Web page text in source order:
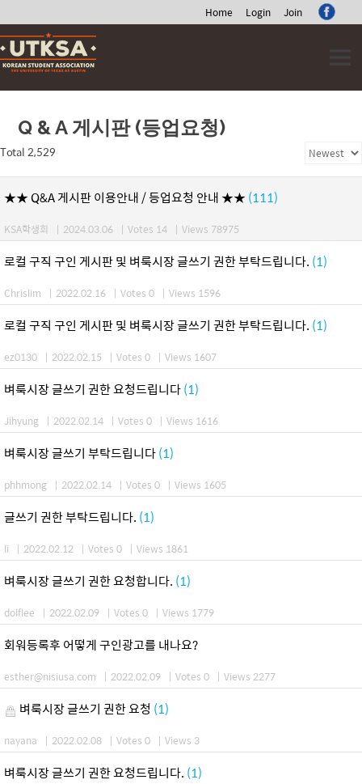
Home Login Join
Skip
to
content
Q & A 게시판 (등업요청)
Total 2,529
★★ Q&A 게시판 이용안내 / 등업요청 안내 ★★ (111)
KSA학생회 | 2024.03.06 | Votes 14 | Views 78975
로컬 구직 구인 게시판 및 벼룩시장 글쓰기 권한 부탁드립니다. (1)
Chrislim | 2022.02.16 | Votes 0 | Views 1596
로컬 구직 구인 게시판 및 벼룩시장 글쓰기 권한 부탁드립니다. (1)
ez0130 | 2022.02.15 | Votes 0 | Views 1607
벼룩시장 글쓰기 권한 요청드립니다(1)
Jihyung | 2022.02.14 | Votes 0 | Views 1616
벼룩시장 글쓰기 부탁드립니다(1)
phhmong | 2022.02.14 | Votes 0 | Views 1605
글쓰기 권한 부탁드립니다. (1)
li | 2022.02.12 | Votes 0 | Views 1861
벼룩시장 글쓰기 권한 요청합니다. (1)
dolflee | 2022.02.09 | Votes 0 | Views 1779
회워등록후 어떻게 구인광고를 내나요?
esther@nisiusa.com | 2022.02.09 | Votes 0 | Views 2277
벼룩시장 글쓰기 권한 요청 (1)
nayana | 2022.02.08 | Votes 0 | Views 3
벼룩시장 글쓰기 권한 요청드립니다. (1)